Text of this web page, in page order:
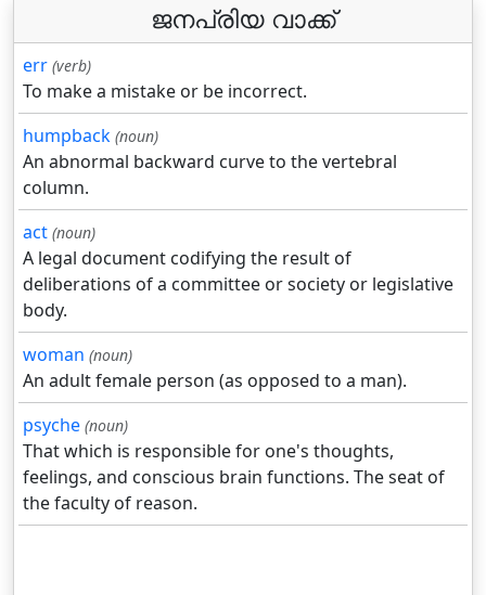
ജനപ്രിയ വാക്ക്
err (verb)
To make a mistake or be incorrect.
humpback (noun)
An abnormal backward curve to the vertebral
column.
act (noun)
A legal document codifying the result of
deliberations of a committee or society or legislative
body.
woman (noun)
An adult female person (as opposed to a man).
psyche (noun)
That which is responsible for one's thoughts,
feelings, and conscious brain functions. The seat of
the faculty of reason.